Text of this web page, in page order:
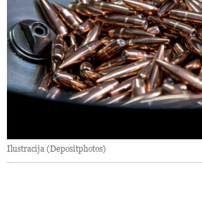
Ilustracija (Depositphotos)